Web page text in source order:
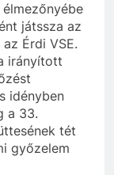
játssza az
Érdi VSE.
irányított
idényben
a 33.
tét
győzelem